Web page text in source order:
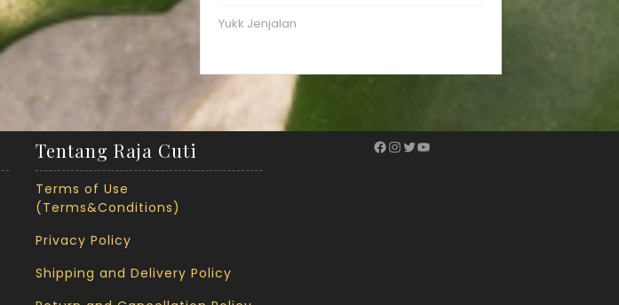
Yukk Jenjalan
Tentang Raja Cuti
Terms of Use
(Terms&Conditions)
Privacy Policy
Shipping and Delivery Policy